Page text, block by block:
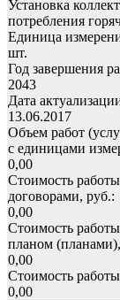
Установка
потребления
Единица
шт.
Год завершения
2043
Дата
13.06.2017
Объем работ
с единицами
0,00
Стоимость
договорами, руб.:
0,00
Стоимость
планом
0,00
Стоимость
0,00